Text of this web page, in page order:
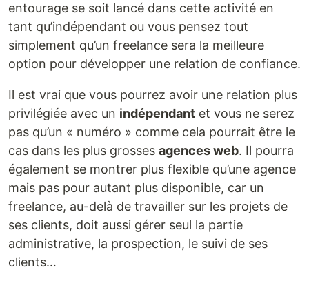
entourage se soit lancé dans cette activité en
tant qu’indépendant ou vous pensez tout
simplement qu’un freelance sera la meilleure
option pour développer une relation de confiance.
Il est vrai que vous pourrez avoir une relation plus
privilégiée avec un indépendant et vous ne serez
pas qu’un « numéro » comme cela pourrait être le
cas dans les plus grosses agences web. Il pourra
également se montrer plus flexible qu’une agence
mais pas pour autant plus disponible, car un
freelance, au-delà de travailler sur les projets de
ses clients, doit aussi gérer seul la partie
administrative, la prospection, le suivi de ses
clients…